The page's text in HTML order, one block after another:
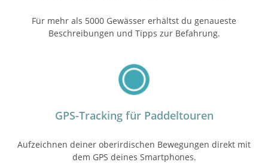
Für mehr als 5000 Gewässer erhältst du genaueste
Beschreibungen und Tipps zur Befahrung.
GPS-Tracking für Paddeltouren
Aufzeichnen deiner oberirdischen Bewegungen direkt mit
dem GPS deines Smartphones.